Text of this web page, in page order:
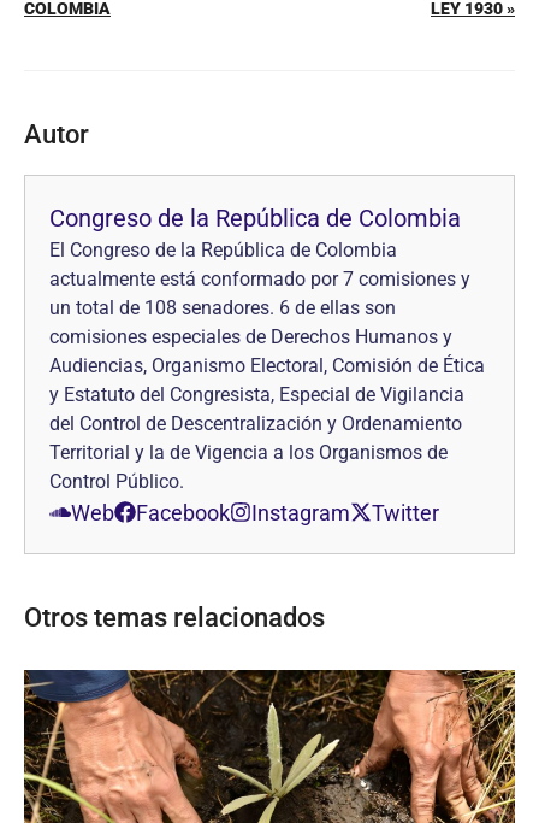
COLOMBIA
LEY 1930 »
Autor
Congreso de la República de Colombia
El Congreso de la República de Colombia
actualmente está conformado por 7 comisiones y
un total de 108 senadores. 6 de ellas son
comisiones especiales de Derechos Humanos y
Audiencias, Organismo Electoral, Comisión de Ética
y Estatuto del Congresista, Especial de Vigilancia
del Control de Descentralización y Ordenamiento
Territorial y la de Vigencia a los Organismos de
Control Público.
Web Facebook Instagram Twitter
Otros temas relacionados